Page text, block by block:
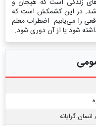
در این کشمکش است که
را می‌یابیم. اضطراب معلم
شود یا از آن دوری شود.
گرایانه